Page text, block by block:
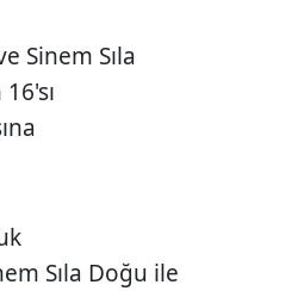
Sinem Sıla
Sıla Doğu ile